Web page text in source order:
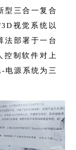
型三合一复合
视觉系统以
法部署于一台
控制软件对上
电源系统为三